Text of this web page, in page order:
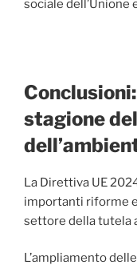
sociale dell’Unione
stagione
La Direttiva UE
importanti riforme
settore della tutela
L’ampliamento